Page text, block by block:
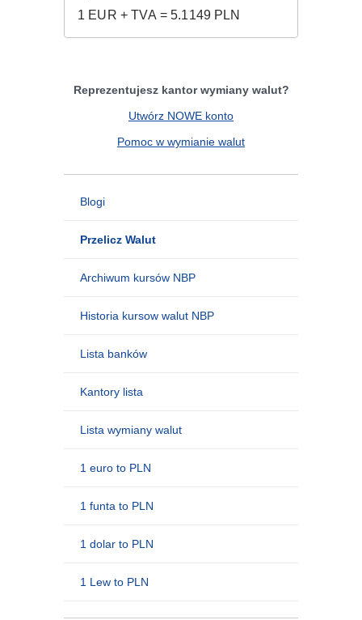
Reprezentujesz kantor wymiany walut?
Utwórz NOWE konto
Pomoc w wymianie walut
Blogi
Przelicz Walut
Archiwum kursów NBP
Historia kursow walut NBP
Lista banków
Kantory lista
Lista wymiany walut
1 euro to PLN
1 funta to PLN
1 dolar to PLN
1 Lew to PLN